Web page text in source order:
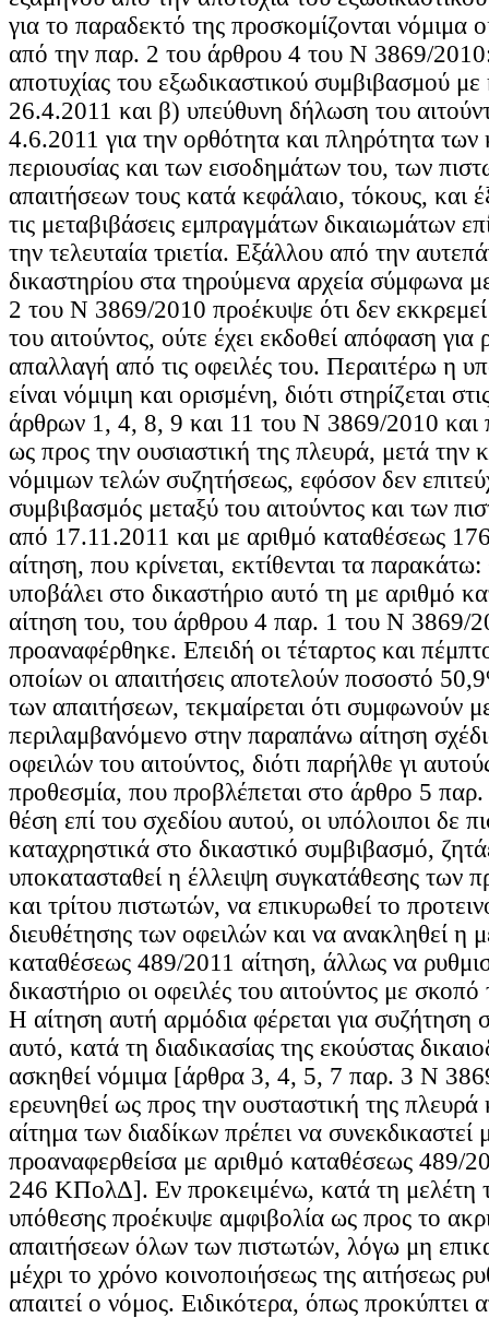
για το παραδεκτό της προσκομίζονται νόμιμα
από την παρ. 2 του άρθρου 4 του Ν 3869/
αποτυχίας του εξωδικαστικού συμβιβασμού
26.4.2011 και β) υπεύθυνη δήλωση του
4.6.2011 για την ορθότητα και πληρότητα των
περιουσίας και των εισοδημάτων του, των
απαιτήσεων τους κατά κεφάλαιο, τόκους, και
τις μεταβιβάσεις εμπραγμάτων δικαιωμάτων
την τελευταία τριετία. Εξάλλου από την
δικαστηρίου στα τηρούμενα αρχεία σύμφωνα
2 του Ν 3869/2010 προέκυψε ότι δεν
του αιτούντος, ούτε έχει εκδοθεί απόφαση για
απαλλαγή από τις οφειλές του. Περαιτέρω η
είναι νόμιμη και ορισμένη, διότι στηρίζεται
άρθρων 1, 4, 8, 9 και 11 του Ν 3869/2010 και
ως προς την ουσιαστική της πλευρά, μετά την
νόμιμων τελών συζητήσεως, εφόσον δεν
συμβιβασμός μεταξύ του αιτούντος και των
από 17.11.2011 και με αριθμό καταθέσεως
αίτηση, που κρίνεται, εκτίθενται τα
υποβάλει στο δικαστήριο αυτό τη με αριθμό
αίτηση του, του άρθρου 4 παρ. 1 του Ν 3869/
προαναφέρθηκε. Επειδή οι τέταρτος και
οποίων οι απαιτήσεις αποτελούν ποσοστό
των απαιτήσεων, τεκμαίρεται ότι συμφωνούν
περιλαμβανόμενο στην παραπάνω αίτηση
οφειλών του αιτούντος, διότι παρήλθε γι
προθεσμία, που προβλέπεται στο άρθρο 5
θέση επί του σχεδίου αυτού, οι υπόλοιποι δε
καταχρηστικά στο δικαστικό συμβιβασμό,
υποκατασταθεί η έλλειψη συγκατάθεσης των
και τρίτου πιστωτών, να επικυρωθεί το
διευθέτησης των οφειλών και να ανακληθεί η
καταθέσεως 489/2011 αίτηση, άλλως να
δικαστήριο οι οφειλές του αιτούντος με
Η αίτηση αυτή αρμόδια φέρεται για συζήτηση
αυτό, κατά τη διαδικασίας της εκούστας
ασκηθεί νόμιμα [άρθρα 3, 4, 5, 7 παρ. 3 Ν
ερευνηθεί ως προς την ουσταστική της πλευρά
αίτημα των διαδίκων πρέπει να συνεκδικαστεί
προαναφερθείσα με αριθμό καταθέσεως 489/
246 ΚΠολΔ]. Εν προκειμένω, κατά τη μελέτη
υπόθεσης προέκυψε αμφιβολία ως προς το
απαιτήσεων όλων των πιστωτών, λόγω μη
μέχρι το χρόνο κοινοποιήσεως της αιτήσεως
απαιτεί ο νόμος. Ειδικότερα, όπως προκύπτει